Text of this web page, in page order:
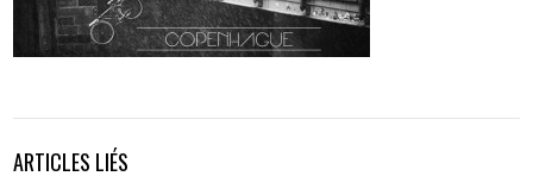
ARTICLES LIÉS